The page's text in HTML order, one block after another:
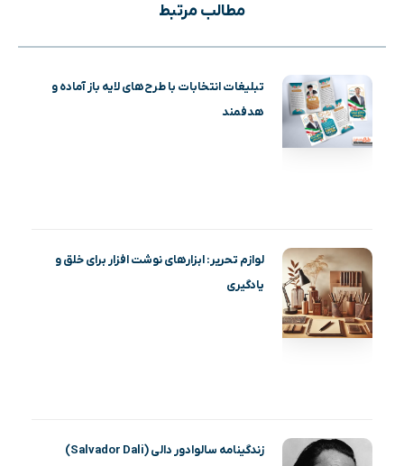
مطالب مرتبط
تبلیغات انتخابات با طرح‌های لایه باز آماده و
هدفمند
لوازم تحریر: ابزارهای نوشت افزار برای خلق و
یادگیری
زندگینامه سالوادور دالی (Salvador Dali)